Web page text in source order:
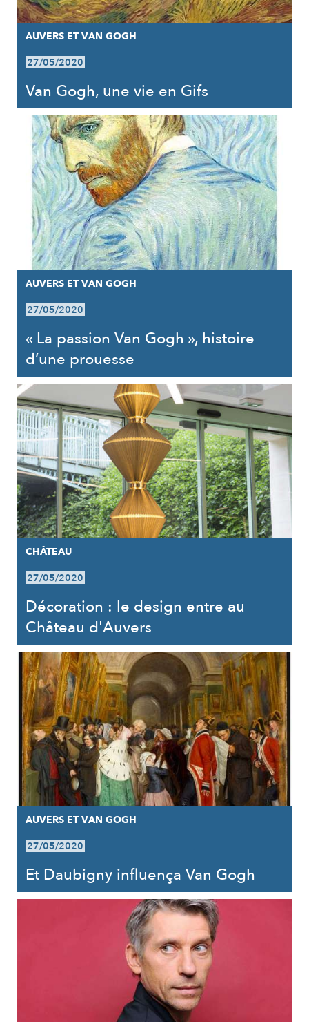
AUVERS ET VAN GOGH
27/05/2020
Van Gogh, une vie en Gifs
AUVERS ET VAN GOGH
27/05/2020
« La passion Van Gogh », histoire
d’une prouesse
CHÂTEAU
27/05/2020
Décoration : le design entre au
Château d'Auvers
AUVERS ET VAN GOGH
27/05/2020
Et Daubigny influença Van Gogh